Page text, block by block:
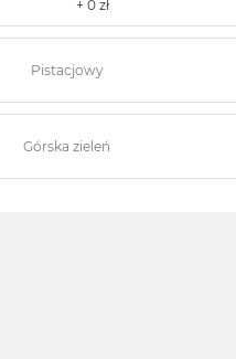
Pistacjowy
Górska zieleń